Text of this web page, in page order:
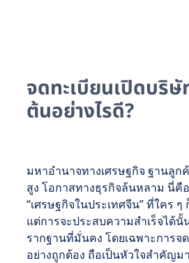
จดทะเบียนเปิดบริษั
ต้นอย่างไรดี?
มหาอำนาจทางเศรษฐกิจ ฐานลูก
สูง โอกาสทางธุรกิจล้นหลาม นี่คื
“เศรษฐกิจในประเทศจีน” ที่ใคร
แต่การจะประสบความสำเร็จได้นั้
รากฐานที่มั่นคง โดยเฉพาะการจ
อย่างถูกต้อง ถือเป็นหัวใจสำคัญม